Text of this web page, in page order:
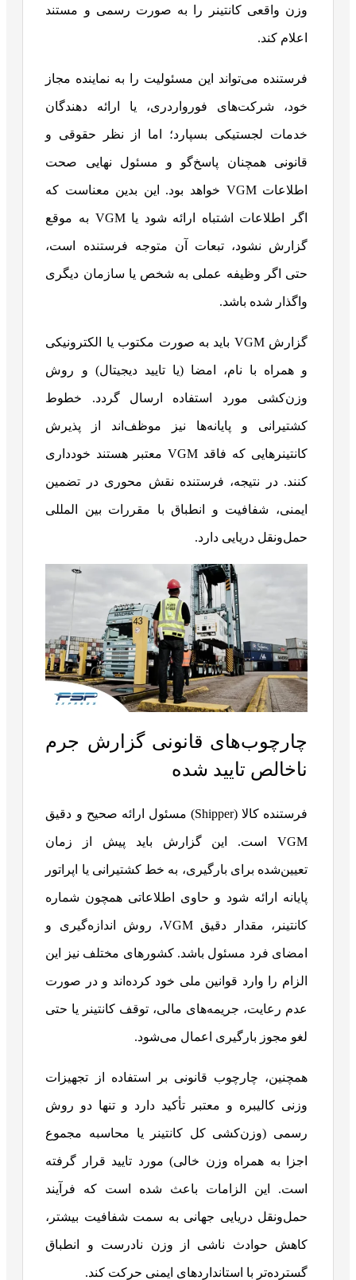
وزن واقعی کانتینر را به صورت رسمی و مستند
اعلام کند.
فرستنده می‌تواند این مسئولیت را به نماینده مجاز
خود، شرکت‌های فورواردری، یا ارائه‌ دهندگان
خدمات لجستیکی بسپارد؛ اما از نظر حقوقی و
قانونی همچنان پاسخ‌گو و مسئول نهایی صحت
اطلاعات VGM خواهد بود. این بدین معناست که
اگر اطلاعات اشتباه ارائه شود یا VGM به موقع
گزارش نشود، تبعات آن متوجه فرستنده است،
حتی اگر وظیفه عملی به شخص یا سازمان دیگری
واگذار شده باشد.
گزارش VGM باید به صورت مکتوب یا الکترونیکی
و همراه با نام، امضا (یا تایید دیجیتال) و روش
وزن‌کشی مورد استفاده ارسال گردد. خطوط
کشتیرانی و پایانه‌ها نیز موظف‌اند از پذیرش
کانتینرهایی که فاقد VGM معتبر هستند خودداری
کنند. در نتیجه، فرستنده نقش محوری در تضمین
ایمنی، شفافیت و انطباق با مقررات بین المللی
حمل‌ونقل دریایی دارد.
چارچوب‌های قانونی گزارش جرم
ناخالص تایید شده
فرستنده کالا (Shipper) مسئول ارائه صحیح و دقیق
VGM است. این گزارش باید پیش از زمان
تعیین‌شده برای بارگیری، به خط کشتیرانی یا اپراتور
پایانه ارائه شود و حاوی اطلاعاتی همچون شماره
کانتینر، مقدار دقیق VGM، روش اندازه‌گیری و
امضای فرد مسئول باشد. کشورهای مختلف نیز این
الزام را وارد قوانین ملی خود کرده‌اند و در صورت
عدم رعایت، جریمه‌های مالی، توقف کانتینر یا حتی
لغو مجوز بارگیری اعمال می‌شود.
همچنین، چارچوب قانونی بر استفاده از تجهیزات
وزنی کالیبره و معتبر تأکید دارد و تنها دو روش
رسمی (وزن‌کشی کل کانتینر یا محاسبه مجموع
اجزا به همراه وزن خالی) مورد تایید قرار گرفته
است. این الزامات باعث شده است که فرآیند
حمل‌ونقل دریایی جهانی به سمت شفافیت بیشتر،
کاهش حوادث ناشی از وزن نادرست و انطباق
گسترده‌تر با استانداردهای ایمنی حرکت کند.